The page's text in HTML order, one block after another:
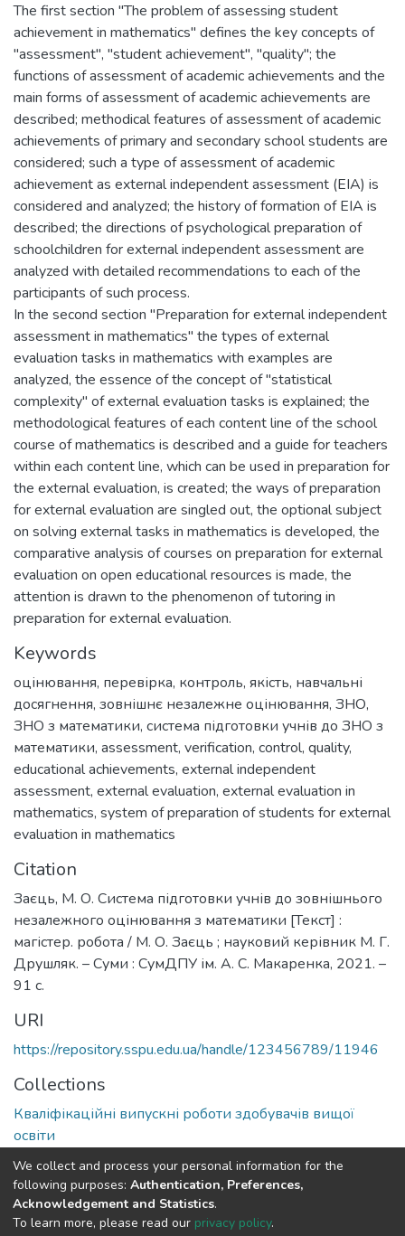
The first section "The problem of assessing student
achievement in mathematics" defines the key concepts of
"assessment", "student achievement", "quality"; the
functions of assessment of academic achievements and the
main forms of assessment of academic achievements are
described; methodical features of assessment of academic
achievements of primary and secondary school students are
considered; such a type of assessment of academic
achievement as external independent assessment (EIA) is
considered and analyzed; the history of formation of EIA is
described; the directions of psychological preparation of
schoolchildren for external independent assessment are
analyzed with detailed recommendations to each of the
participants of such process.
In the second section "Preparation for external independent
assessment in mathematics" the types of external
evaluation tasks in mathematics with examples are
analyzed, the essence of the concept of "statistical
complexity" of external evaluation tasks is explained; the
methodological features of each content line of the school
course of mathematics is described and a guide for teachers
within each content line, which can be used in preparation for
the external evaluation, is created; the ways of preparation
for external evaluation are singled out, the optional subject
on solving external tasks in mathematics is developed, the
comparative analysis of courses on preparation for external
evaluation on open educational resources is made, the
attention is drawn to the phenomenon of tutoring in
preparation for external evaluation.
Keywords
оцінювання, перевірка, контроль, якість, навчальні
досягнення, зовнішнє незалежне оцінювання, ЗНО,
ЗНО з математики, система підготовки учнів до ЗНО з
математики, assessment, verification, control, quality,
educational achievements, external independent
assessment, external evaluation, external evaluation in
mathematics, system of preparation of students for external
evaluation in mathematics
Citation
Заєць, М. О. Система підготовки учнів до зовнішнього
незалежного оцінювання з математики [Текст] :
магістер. робота / М. О. Заєць ; науковий керівник М. Г.
Друшляк. – Суми : СумДПУ ім. А. С. Макаренка, 2021. –
91 с.
URI
https://repository.sspu.edu.ua/handle/123456789/11946
Collections
Кваліфікаційні випускні роботи здобувачів вищої
освіти
Full item page Google Scholar
DSpace software and SSPU named after A.S. Makarenko
We collect and process your personal information for the
following purposes: Authentication, Preferences,
Acknowledgement and Statistics.
To learn more, please read our privacy policy.